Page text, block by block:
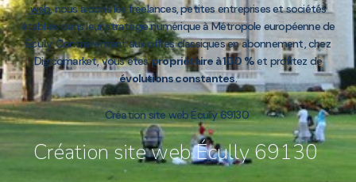
web, nous aidons les freelances, petites entreprises et sociétés
établies dans leur stratégie numérique à Métropole européenne de
Écully. Contrairement aux offres classiques en abonnement, chez
Digicomarket, vous êtespropriétaire à 100 %et profitez de
évolutions constantes.
Création site web Écully 69130
Création site web Écully 69130